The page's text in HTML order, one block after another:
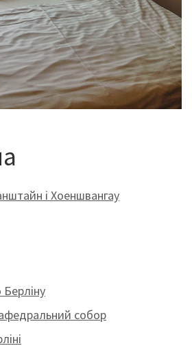
і Хоеншвангау
собор